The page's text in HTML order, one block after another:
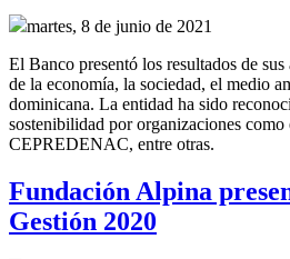
martes, 8 de junio de 2021
El Banco presentó los resultados de
de la economía, la sociedad, el medio
dominicana. La entidad ha sido
sostenibilidad por organizaciones
CEPREDENAC, entre otras.
Fundación Alpina
Gestión 2020